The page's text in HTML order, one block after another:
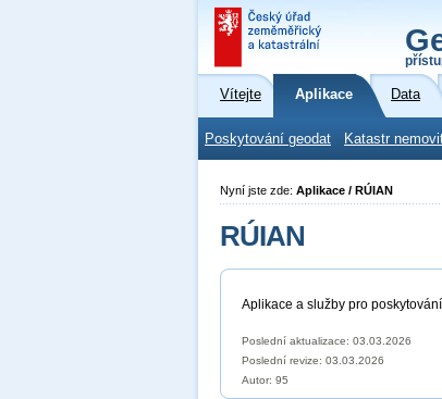
Vítejte Aplikace Data
Poskytování geodat Katastr
Nyní jste zde: Aplikace / RÚIAN
RÚIAN
Aplikace a služby pro
Poslední aktualizace: 03.03.2026
Poslední revize: 03.03.2026
Autor: 95